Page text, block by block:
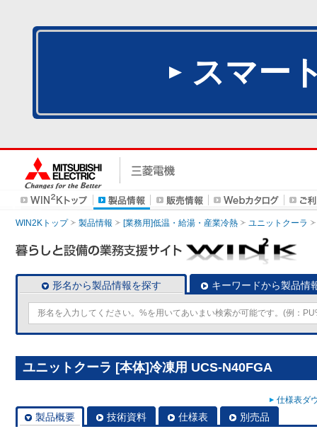
スマー
WIN2Kトップ 製品情報 [業務用]低温・給湯・産業冷熱 ユニットクーラ
形名から製品情報を探す キーワードから製品情
ユニットクーラ [本体]冷凍用 UCS-N40FGA
仕様表ダ
製品概要 技術資料 仕様表 別売品